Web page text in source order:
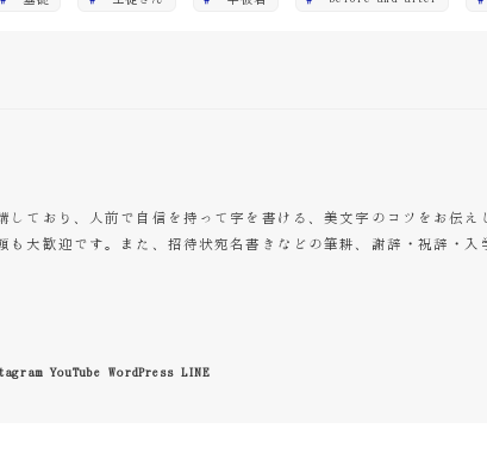
しており、人前で自信を持って字を書ける、美文字のコツをお伝え
も大歓迎です。また、招待状宛名書きなどの筆耕、謝辞・祝辞・入
YouTube WordPress LINE